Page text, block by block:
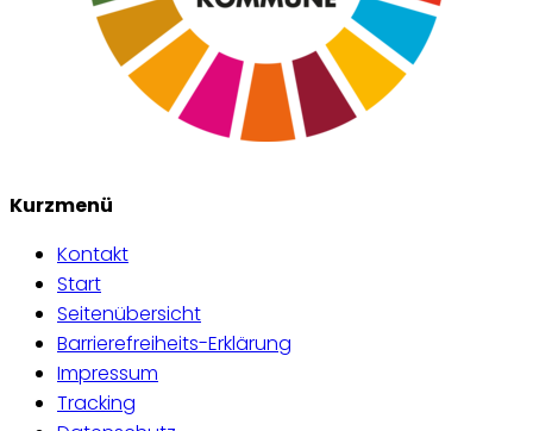
Kurzmenü
Kontakt
Start
Seitenübersicht
Barrierefreiheits-Erklärung
Impressum
Tracking